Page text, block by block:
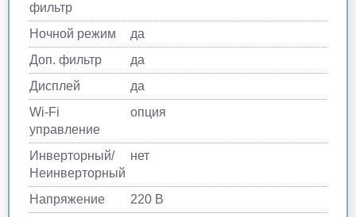
фильтр
Ночной режим
да
Доп. фильтр
да
Дисплей
да
Wi-Fi
управление
опция
Инверторный/
Неинверторный
нет
Напряжение
220 В